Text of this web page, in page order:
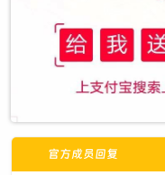
官方成员回复